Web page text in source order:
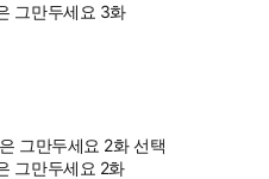
그만두세요 3화
그만두세요 2화 선택
그만두세요 2화